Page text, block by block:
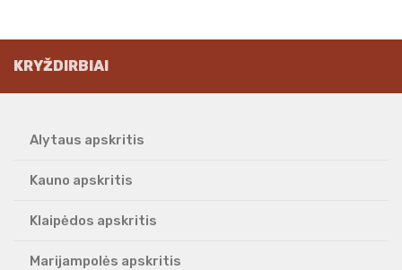
KRYŽDIRBIAI
Alytaus apskritis
Kauno apskritis
Klaipėdos apskritis
Marijampolės apskritis